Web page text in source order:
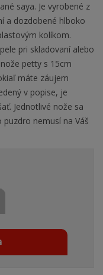
saya. Je vyrobené z
a dozdobené hlboko
kolíkom.
pri skladovaní alebo
petty s 15cm
máte záujem
v popise, je
Jednotlivé nože sa
nemusí na Váš